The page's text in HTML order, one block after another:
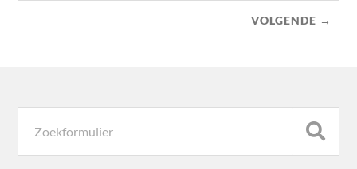
VOLGENDE →